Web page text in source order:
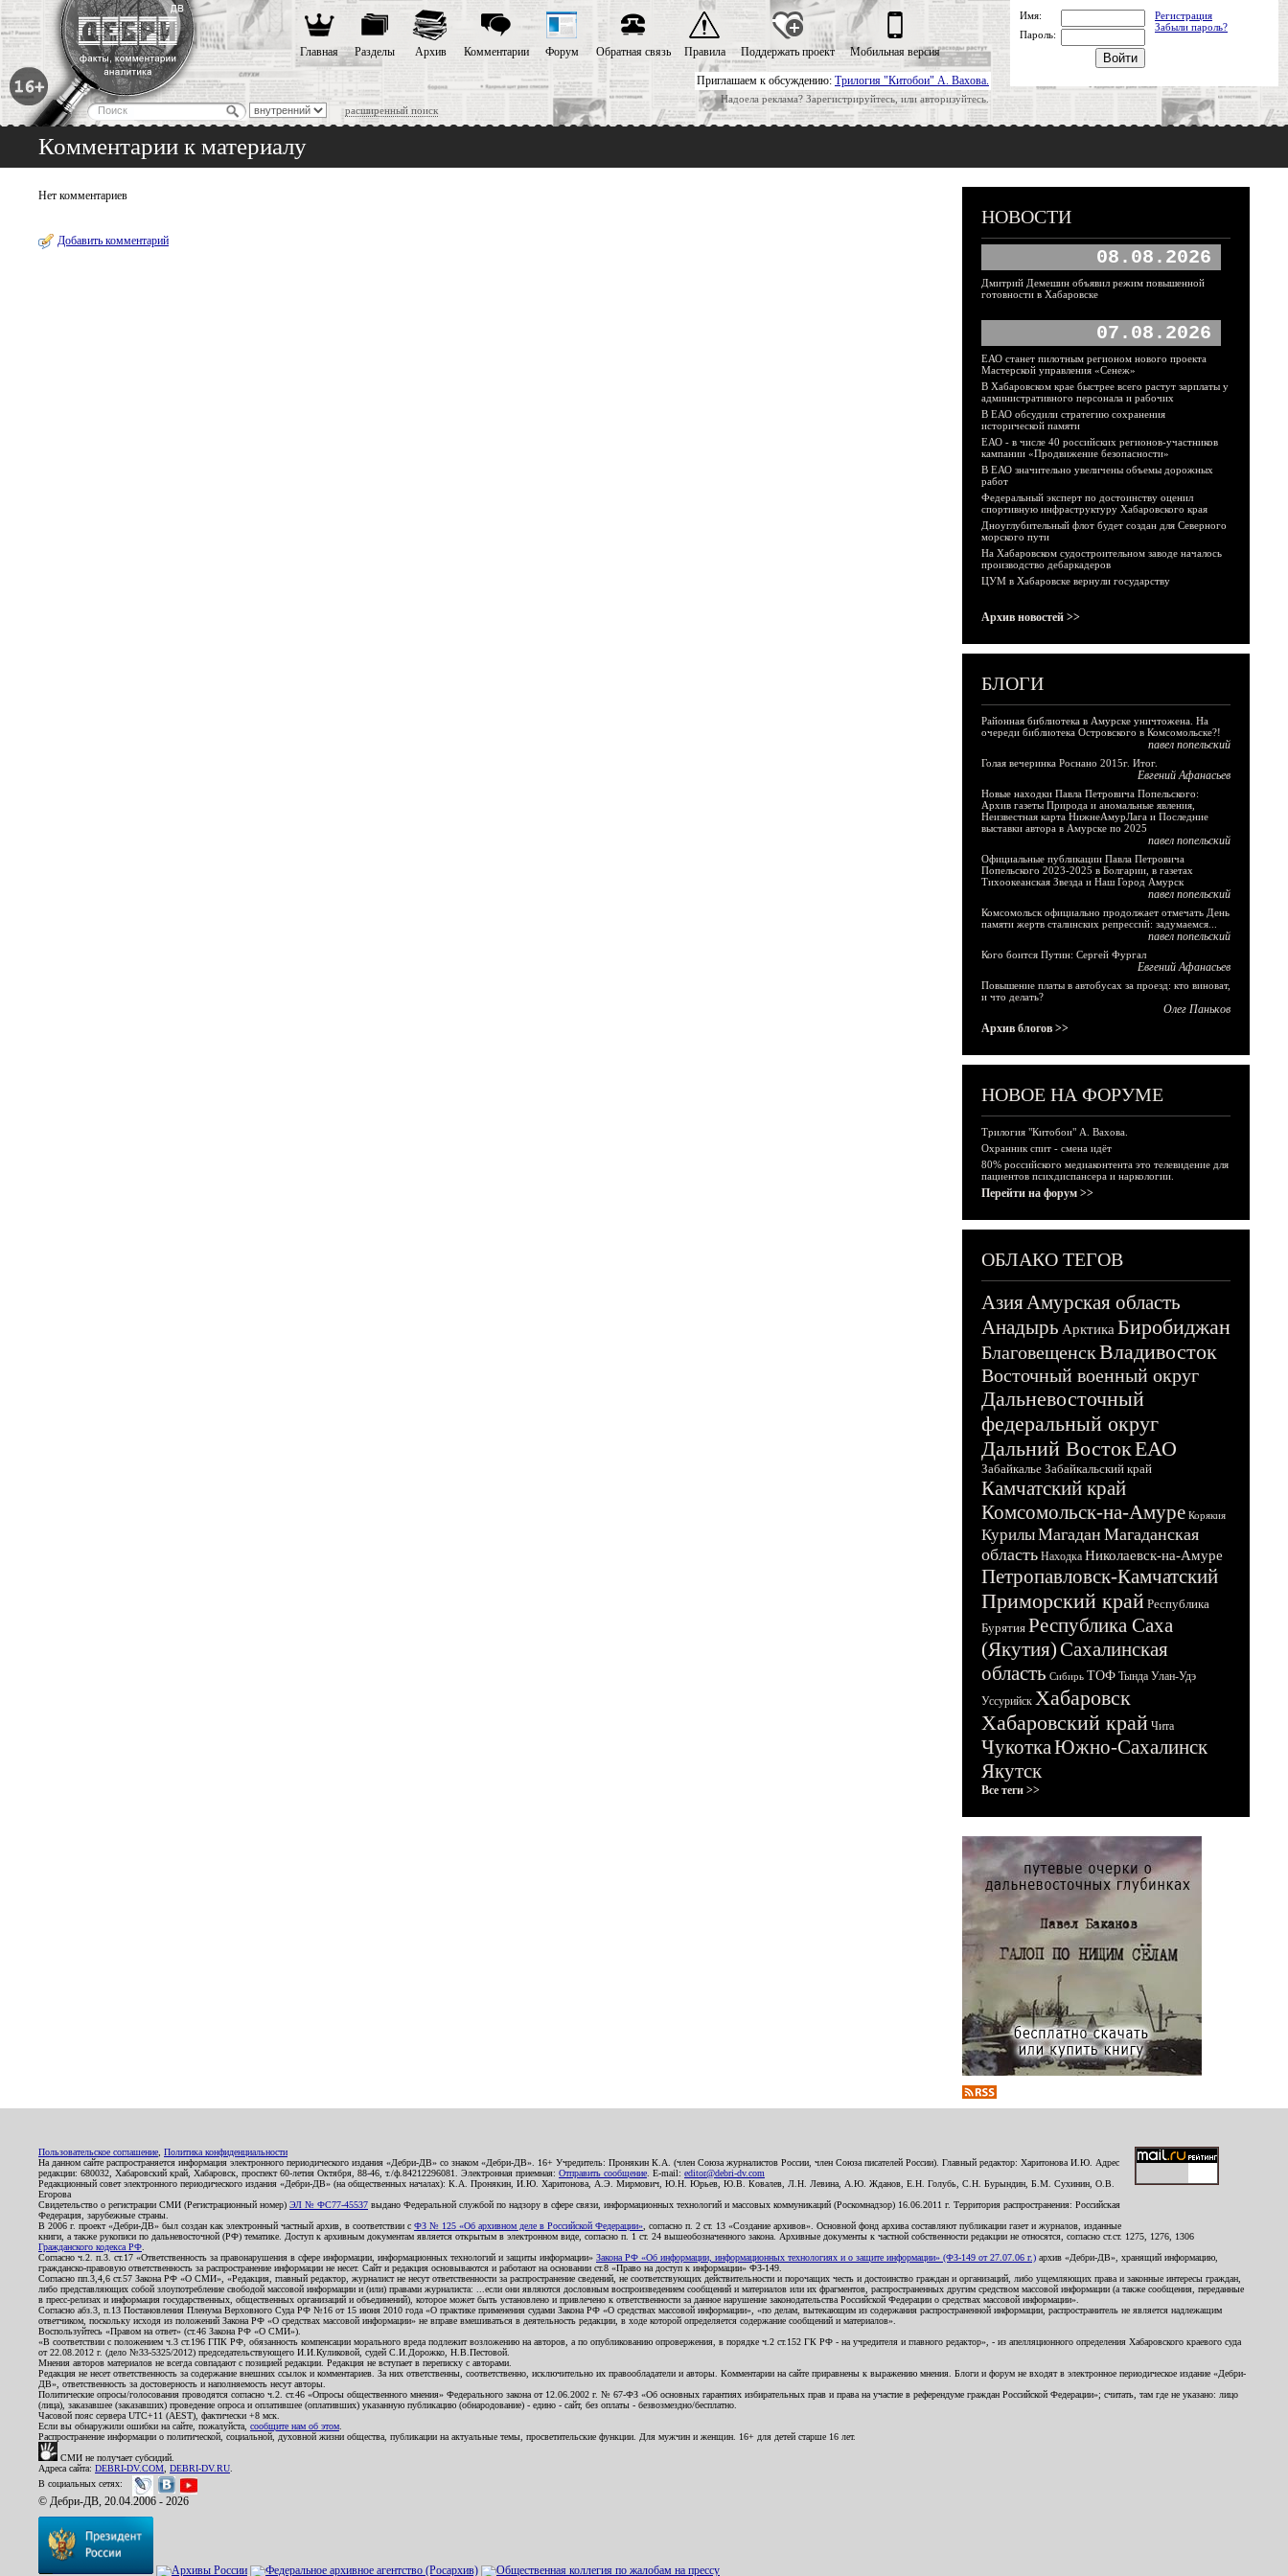
Приглашаем к обсуждению: Трилогия "Китобои" А. Вахова.
Надоела реклама? Зарегистрируйтесь, или авторизуйтесь.
расширенный поиск
Главная Разделы Архив Комментарии Форум Обратная связь Правила Поддержать проект Мобильная версия
Имя:
Регистрация
Забыли пароль?
Пароль:
Комментарии к материалу
Нет комментариев
Добавить комментарий
НОВОСТИ
08.08.2026
Дмитрий Демешин объявил режим повышенной
готовности в Хабаровске
07.08.2026
ЕАО станет пилотным регионом нового проекта
Мастерской управления «Сенеж»
В Хабаровском крае быстрее всего растут зарплаты у
административного персонала и рабочих
В ЕАО обсудили стратегию сохранения
исторической памяти
ЕАО - в числе 40 российских регионов-участников
кампании «Продвижение безопасности»
В ЕАО значительно увеличены объемы дорожных
работ
Федеральный эксперт по достоинству оценил
спортивную инфраструктуру Хабаровского края
Дноуглубительный флот будет создан для Северного
морского пути
На Хабаровском судостроительном заводе началось
производство дебаркадеров
ЦУМ в Хабаровске вернули государству
Архив новостей >>
БЛОГИ
Районная библиотека в Амурске уничтожена. На
очереди библиотека Островского в Комсомольске?!
павел попельский
Голая вечеринка Роснано 2015г. Итог.
Евгений Афанасьев
Новые находки Павла Петровича Попельского:
Архив газеты Природа и аномальные явления,
Неизвестная карта НижнеАмурЛага и Последние
выставки автора в Амурске по 2025
павел попельский
Официальные публикации Павла Петровича
Попельского 2023-2025 в Болгарии, в газетах
Тихоокеанская Звезда и Наш Город Амурск
павел попельский
Комсомольск официально продолжает отмечать День
памяти жертв сталинских репрессий: задумаемся...
павел попельский
Кого боится Путин: Сергей Фургал
Евгений Афанасьев
Повышение платы в автобусах за проезд: кто виноват,
и что делать?
Олег Паньков
Архив блогов >>
НОВОЕ НА ФОРУМЕ
Трилогия "Китобои" А. Вахова.
Охранник спит - смена идёт
80% российского медиаконтента это телевидение для
пациентов психдиспансера и наркологии.
Перейти на форум >>
ОБЛАКО ТЕГОВ
АзияАмурская область
Анадырь Арктика Биробиджан
БлаговещенскВладивосток
Восточный военный округ
Дальневосточный
федеральный округ
Дальний ВостокЕАО
Забайкалье Забайкальский край
Камчатский край
Комсомольск-на-Амуре Корякия
КурилыМагадан Магаданская
область Находка Николаевск-на-Амуре
Петропавловск-Камчатский
Приморский край Республика
Бурятия Республика Саха
(Якутия)Сахалинская
область Сибирь ТОФ Тында Улан-Удэ
Уссурийск Хабаровск
Хабаровский край Чита
ЧукоткаЮжно-Сахалинск
Якутск
Все теги >>
Пользовательское соглашение Политика конфиденциальности
На данном сайте распространяется информация электронного периодического издания «Дебри-ДВ» со знаком «Дебри-ДВ». 16+ Учредитель: Пронякин К.А. (член Союза журналистов России, член Союза писателей России). Главный редактор: Харитонова И.Ю. Адрес
редакции: 680032, Хабаровский край, Хабаровск, проспект 60-летия Октября, 88-46, т./ф.84212296081. Электронная приемная: Отправить сообщение . E-mail: editor@debri-dv.com
Редакционный совет электронного периодического издания «Дебри-ДВ» (на общественных началах): К.А. Пронякин, И.Ю. Харитонова, А.Э. Мирмович, Ю.Н. Юрьев, Ю.В. Ковалев, Л.Н. Левина, А.Ю. Жданов, Е.Н. Голубь, С.Н. Бурындин, Б.М. Сухинин, О.В.
Егорова
Свидетельство о регистрации СМИ (Регистрационный номер) ЭЛ № ФС77-45537 выдано Федеральной службой по надзору в сфере связи, информационных технологий и массовых коммуникаций (Роскомнадзор) 16.06.2011 г. Территория распространения: Российская
Федерация, зарубежные страны.
В 2006 г. проект «Дебри-ДВ» был создан как электронный частный архив, в соответствии с ФЗ № 125 «Об архивном деле в Российской Федерации» , согласно п. 2 ст. 13 «Создание архивов». Основной фонд архива составляют публикации газет и журналов, изданные
книги, а также рукописи по дальневосточной (РФ) тематике. Доступ к архивным документам является открытым в электронном виде, согласно п. 1 ст. 24 вышеобозначенного закона. Архивные документы к частной собственности редакции не относятся, согласно ст.ст. 1275, 1276, 1306
Гражданского кодекса РФ
Согласно ч.2. п.3. ст.17 «Ответственность за правонарушения в сфере информации, информационных технологий и защиты информации» Закона РФ «Об информации, информационных технологиях и о защите информации» (ФЗ-149 от 27.07.06 г.) архив «Дебри-ДВ», хранящий информацию,
гражданско-правовую ответственность за распространение информации не несет. Сайт и редакция основываются и работают на основании ст.8 «Право на доступ к информации» ФЗ-149.
Согласно пп.3,4,6 ст.57 Закона РФ «О СМИ», «Редакция, главный редактор, журналист не несут ответственности за распространение сведений, не соответствующих действительности и порочащих честь и достоинство граждан и организаций, либо ущемляющих права и законные интересы граждан,
либо представляющих собой злоупотребление свободой массовой информации и (или) правами журналиста: ...если они являются дословным воспроизведением сообщений и материалов или их фрагментов, распространенных другим средством массовой информации (а также сообщения, переданные
в пресс-релизах и информация государственных, общественных организаций и объединений), которое может быть установлено и привлечено к ответственности за данное нарушение законодательства Российской Федерации о средствах массовой информации».
Согласно абз.3, п.13 Постановления Пленума Верховного Суда РФ №16 от 15 июня 2010 года «О практике применения судами Закона РФ «О средствах массовой информации», «по делам, вытекающим из содержания распространенной информации, распространитель не является надлежащим
ответчиком, поскольку исходя из положений Закона РФ «О средствах массовой информации» не вправе вмешиваться в деятельность редакции, в ходе которой определяется содержание сообщений и материалов».
Воспользуйтесь «Правом на ответ» (ст.46 Закона РФ «О СМИ»).
«В соответствии с положением ч.3 ст.196 ГПК РФ, обязанность компенсации морального вреда подлежит возложению на авторов, а по опубликованию опровержения, в порядке ч.2 ст.152 ГК РФ - на учредителя и главного редактор», - из апелляционного определения Хабаровского краевого суда
от 22.08.2012 г. (дело №33-5325/2012) председательствующего И.И.Куликовой, судей С.И.Дорожко, Н.В.Пестовой.
Мнения авторов материалов не всегда совпадают с позицией редакции. Редакция не вступает в переписку с авторами.
Редакция не несет ответственность за содержание внешних ссылок и комментариев. За них ответственны, соответственно, исключительно их правообладатели и авторы. Комментарии на сайте приравнены к выражению мнения. Блоги и форум не входят в электронное периодическое издание «Дебри-
ДВ», ответственность за достоверность и наполняемость несут авторы.
Политические опросы/голосования проводятся согласно ч.2. ст.46 «Опросы общественного мнения» Федерального закона от 12.06.2002 г. № 67-ФЗ «Об основных гарантиях избирательных прав и права на участие в референдуме граждан Российской Федерации»; считать, там где не указано: лицо
(лица), заказавшее (заказавших) проведение опроса и оплатившее (оплативших) указанную публикацию (обнародование) - едино - сайт, без оплаты - безвозмездно/бесплатно.
Часовой пояс сервера UTC+11 (AEST), фактически +8 мск.
Если вы обнаружили ошибки на сайте, пожалуйста, сообщите нам об этом
Распространение информации о политической, социальной, духовной жизни общества, публикации на актуальные темы, просветительские функции. Для мужчин и женщин. 16+ для детей старше 16 лет.
СМИ не получает субсидий.
Адреса сайта: DEBRI-DV.COM DEBRI-DV.RU
В социальных сетях:
© Дебри-ДВ, 20.04.2006 - 2026